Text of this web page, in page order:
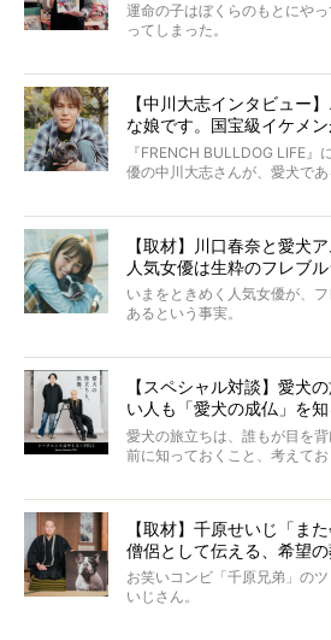
きの年齢は13歳と11ヶ月、レ
た。さらには、治療後3年間は
いいます。
この事実はフレンチブルドッ
太郎のオーナーである佐藤さ
アについて詳しくお話しをうか
運命の子はぼくらのもとにや
ってしまった。
り添いたいと思う。
その悲しみをいますぐ解消す
いて、泣いたり笑ったりする
こんな子だった、こんなにい
ていたと。
ぼくらは上沼恵美子さんのご
と思った。
【中川大志インタビュー
な娘です。国宝級イケメ
ッグと一緒に登場
『FRENCH BULLDOG LIFE
優の中川大志さんが、愛犬で
マちゃん（2歳の女の子）に
カエピソードが次から次へと
【取材】川口春奈と愛犬
人気女優は生粋のフレブ
いまをときめく人気女優が、
あるという事実。
とりを目の当たりにするほど
愛がわたしたちのそれとまっ
だかうれしくなってしまったの
春奈さんとアムちゃんのすて
小西がいつくしみながら、切
【スペシャル対談】愛犬
い人も「愛犬の成仏」を
はやとも×PELI】
愛犬の旅立ちは、誰もが目を
前に知っておくこと、考えて
力をもつお笑い芸人「シーク
犬の旅立ちや供養についてイン
インタビュアー兼対談相手は
識にも長けているPELIさん。
「愛犬が旅立ったあと、ベッ
【取材】千原せいじ「ま
僧侶として伝える、希望
お笑いコンビ「千原兄弟」の
いじさん。